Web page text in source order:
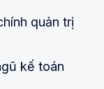
quản trị
kế toán